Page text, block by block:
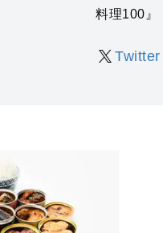
料理100』
Twitter